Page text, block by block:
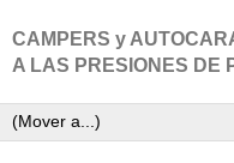
CAMPERS y
A LAS PRESIONES DE